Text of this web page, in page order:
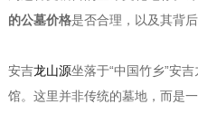
的公墓价格是否合理，以及其背后
安吉龙山源坐落于“中国竹乡”安
馆。这里并非传统的墓地，而是